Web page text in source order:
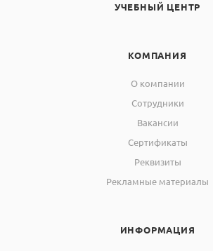
УЧЕБНЫЙ ЦЕНТР
КОМПАНИЯ
О компании
Сотрудники
Вакансии
Сертификаты
Реквизиты
Рекламные материалы
ИНФОРМАЦИЯ